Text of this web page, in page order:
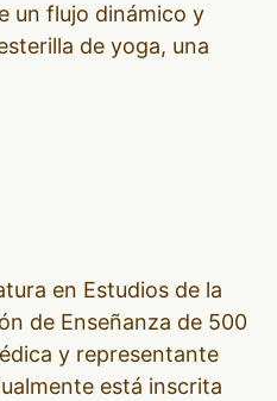
un flujo dinámico y
de yoga, una
en Estudios de la
de Enseñanza de 500
y representante
está inscrita